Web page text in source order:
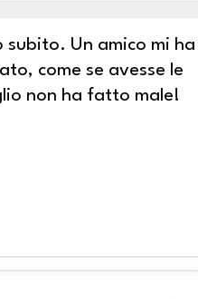
Un amico mi ha
come se avesse le
non ha fatto male!